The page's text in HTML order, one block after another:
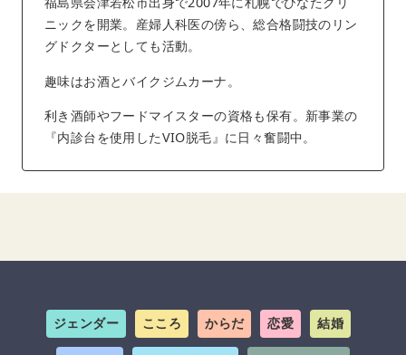
ニックを開業。産婦人科医の傍ら、総合格闘技のリン
グドクターとしても活動。
趣味はお酒とバイクジムカーナ。
利き酒師やフードマイスターの資格も保有。新事業の
『内診台を使用したVIO脱毛』に日々奮闘中。
ジェンダー こころ からだ 恋愛 結婚